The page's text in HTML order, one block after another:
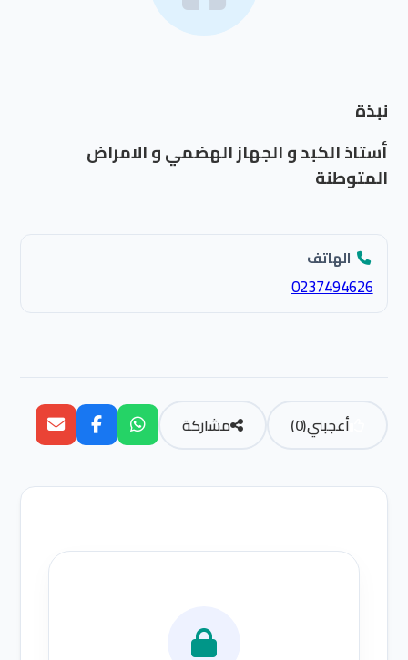
نبذة
أستاذ الكبد و الجهاز الهضمي و الامراض
المتوطنة
الهاتف
0237494626
أعجبني(
0
) مشاركة